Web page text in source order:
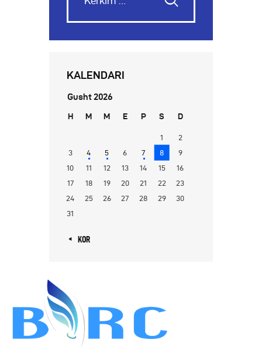
KALENDARI
Gusht 2026
H M M E P S D
1
2
3
4 5 6 7 8
9
10
11 12 13 14 15
16
17
18 19 20 21 22
23
24
25 26 27 28 29
30
31
« KOR